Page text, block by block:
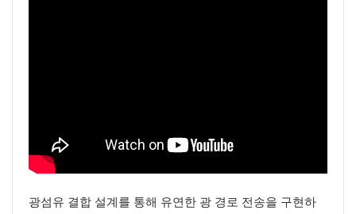
광섬유 결합 설계를 통해 유연한 광 경로 전송을 구현하